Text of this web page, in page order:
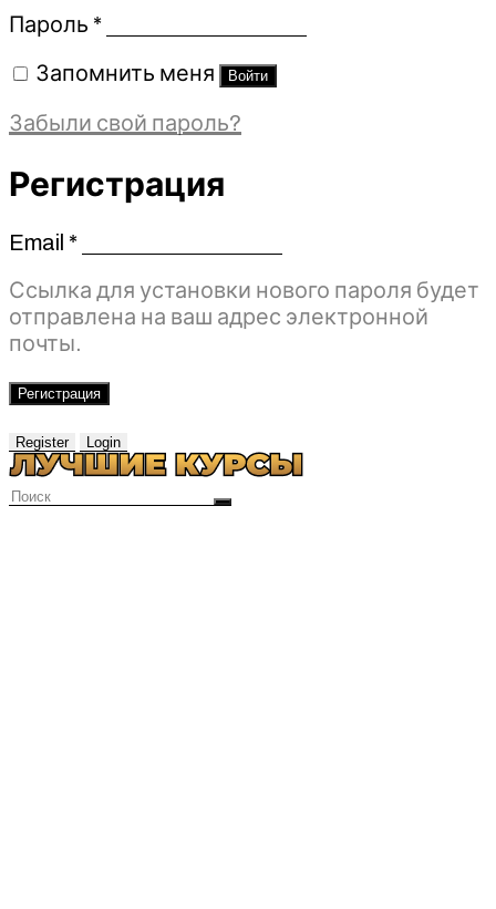
Пароль *Обязательно
Запомнить меня Войти
Забыли свой пароль?
Регистрация
Email *Обязательно
Ссылка для установки нового пароля будет
отправлена ​​на ваш адрес электронной
почты.
Регистрация
Register Login